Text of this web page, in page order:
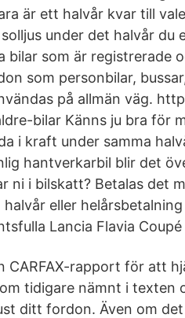
är ett halvår kvar till
under det halvår du
bilar som är
som personbilar,
på allmän väg.
bilar Känns ju bra för
i kraft under samma
hantverkarbil blir det
ni i bilskatt? Betalas det
halvår eller
Lancia Flavia
CARFAX-rapport för att
tidigare nämnt i texten
ditt fordon. Även om